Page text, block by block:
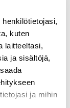
kuten
laitteeltasi,
ja sisältöjä,
ja mihin